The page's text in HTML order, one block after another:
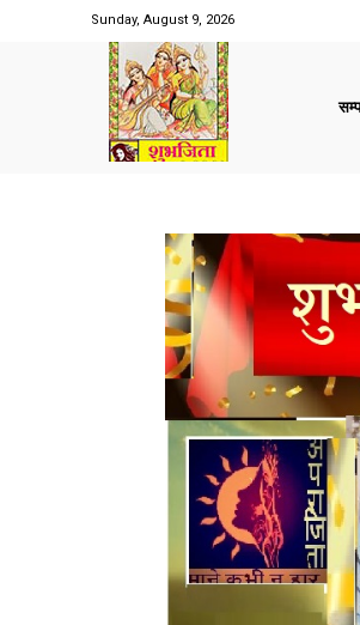
Sunday, August 9, 2026